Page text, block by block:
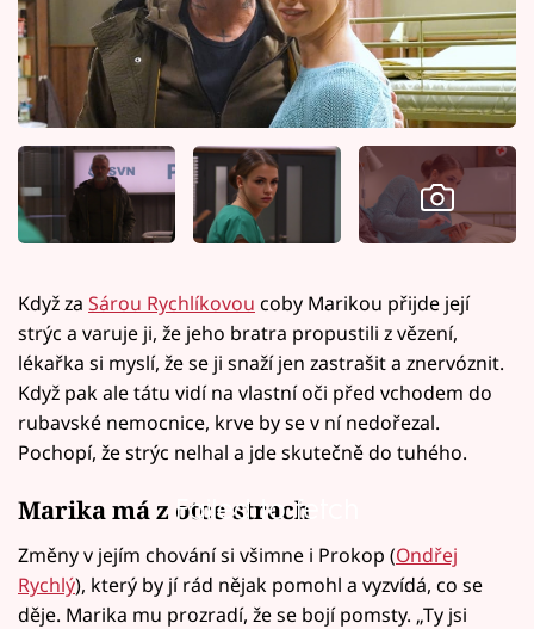
Když za Sárou Rychlíkovou coby Marikou přijde její
strýc a varuje ji, že jeho bratra propustili z vězení,
lékařka si myslí, že se ji snaží jen zastrašit a znervóznit.
Když pak ale tátu vidí na vlastní oči před vchodem do
rubavské nemocnice, krve by se v ní nedořezal.
Pochopí, že strýc nelhal a jde skutečně do tuhého.
Failed to fetch
Marika má z otce strach
Změny v jejím chování si všimne i Prokop (Ondřej
Rychlý), který by jí rád nějak pomohl a vyzvídá, co se
děje. Marika mu prozradí, že se bojí pomsty. „Ty jsi